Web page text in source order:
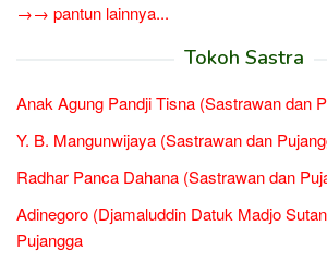
→→ pantun lainnya...
Tokoh Sastra
Anak Agung Pandji Tisna (Sastrawan dan
Y. B. Mangunwijaya (Sastrawan dan
Radhar Panca Dahana (Sastrawan dan
Adinegoro (Djamaluddin Datuk Madjo
Pujangga